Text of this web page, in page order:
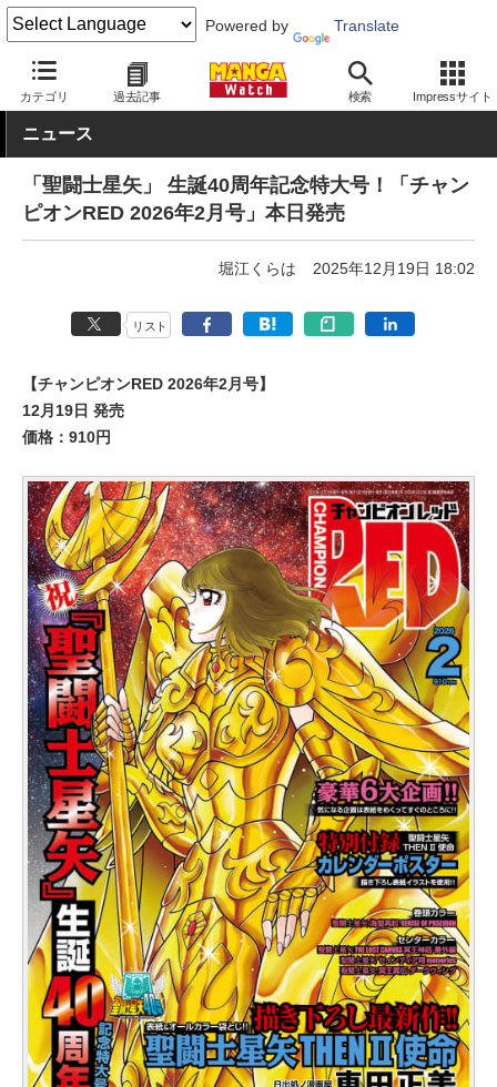
Powered by Translate
カテゴリ 過去記事 検索 Impressサイト
MANGA Watch 本日発売
ニュース
「聖闘士星矢」 生誕40周年記念特大号！「チャン
ピオンRED 2026年2月号」本日発売
堀江くらは 2025年12月19日 18:02
リスト
【チャンピオンRED 2026年2月号】
12月19日 発売
価格：910円